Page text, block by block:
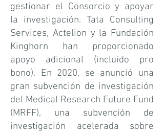
gestionar el Consorcio y apoyar
la investigación. Tata Consulting
Services, Actelion y la Fundación
Kinghorn han proporcionado
apoyo adicional (incluido pro
bono). En 2020, se anunció una
gran subvención de investigación
del Medical Research Future Fund
(MRFF), una subvención de
investigación acelerada sobre